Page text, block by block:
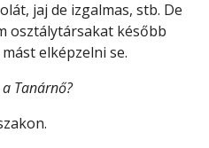
jaj de izgalmas, stb. De
osztálytársakat később
elképzelni se.
Tanárnő?